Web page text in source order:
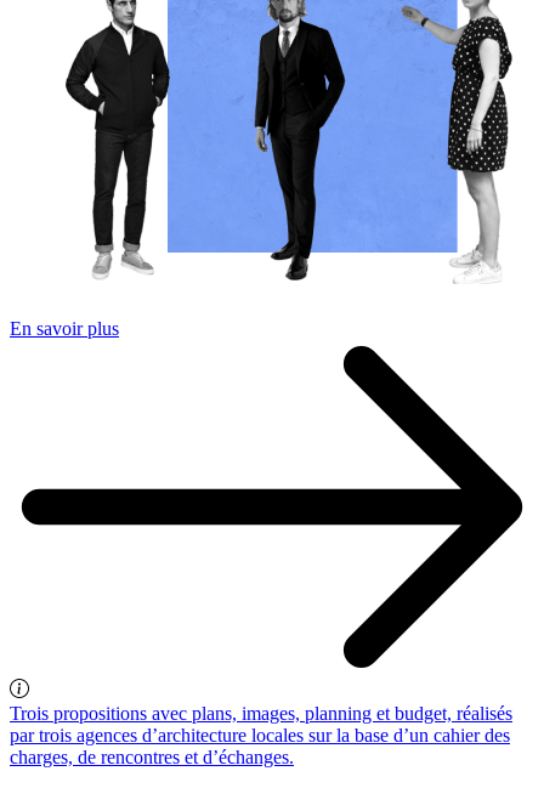
En savoir plus
Trois propositions avec plans, images, planning et budget, réalisés
par trois agences d’architecture locales sur la base d’un cahier des
charges, de rencontres et d’échanges.